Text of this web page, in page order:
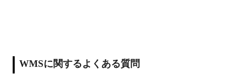
WMSに関するよくある質問